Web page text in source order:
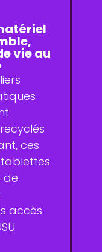
vie au
ces
de
accès